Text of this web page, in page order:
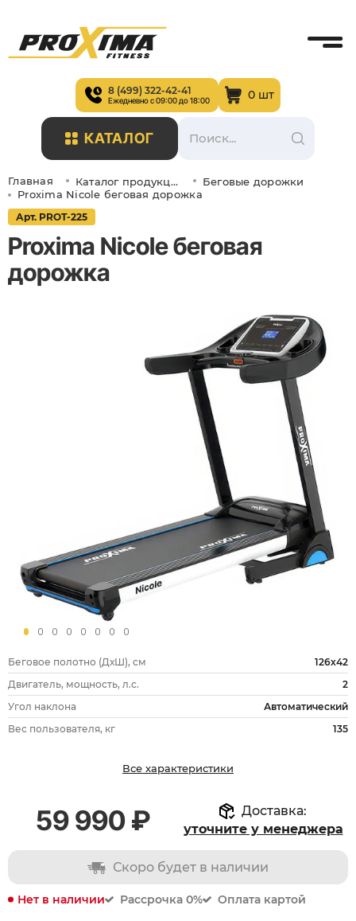
8 (499) 322-42-41
Ежедневно с 09:00 до 18:00 0 шт
КАТАЛОГ
Главная Каталог продукции
Беговые дорожки
Proxima Nicole беговая дорожка
Арт. PROT-225
Proxima Nicole беговая
дорожка
Беговое полотно (ДхШ), см
126х42
Двигатель, мощность, л.с.
2
Угол наклона
Автоматический
Вес пользователя, кг
135
Все характеристики
59 990 ₽
Доставка:
уточните у менеджера
Скоро будет в наличии
Нет в наличии Рассрочка 0% Оплата картой